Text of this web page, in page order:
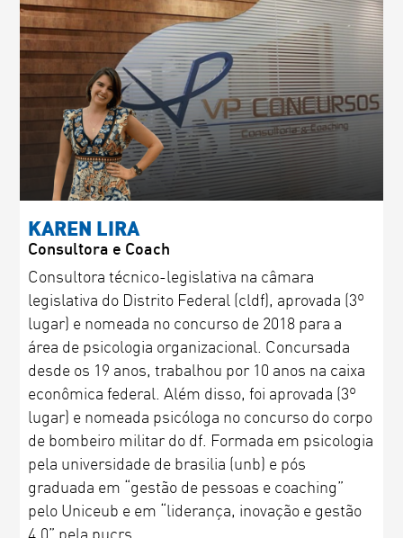
KAREN LIRA
Consultora e Coach
Consultora técnico-legislativa na câmara
legislativa do Distrito Federal (cldf), aprovada (3º
lugar) e nomeada no concurso de 2018 para a
área de psicologia organizacional. Concursada
desde os 19 anos, trabalhou por 10 anos na caixa
econômica federal. Além disso, foi aprovada (3º
lugar) e nomeada psicóloga no concurso do corpo
de bombeiro militar do df. Formada em psicologia
pela universidade de brasilia (unb) e pós
graduada em “gestão de pessoas e coaching”
pelo Uniceub e em “liderança, inovação e gestão